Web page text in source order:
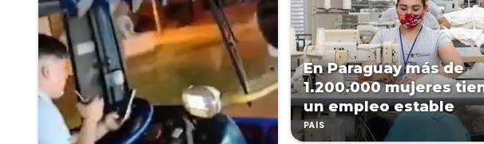
En Paraguay más de
1.200.000 mujeres
un empleo estable
PAÍS